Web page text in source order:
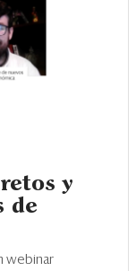
y
de
webinar